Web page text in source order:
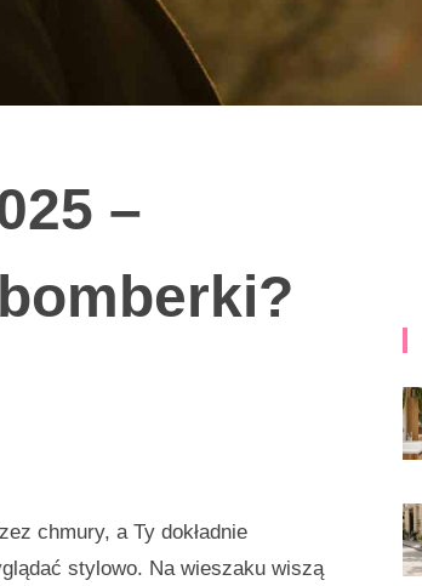
–
chmury, a Ty dokładnie
stylowo. Na wieszaku wiszą